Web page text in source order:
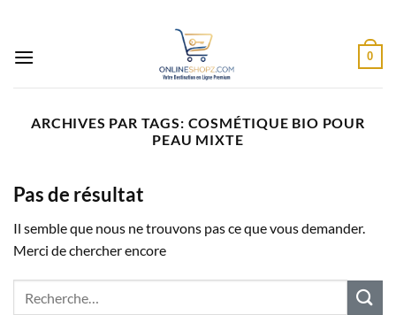
contenu
0
ARCHIVES PAR TAGS: COSMÉTIQUE BIO POUR
PEAU MIXTE
Pas de résultat
Il semble que nous ne trouvons pas ce que vous demander.
Merci de chercher encore